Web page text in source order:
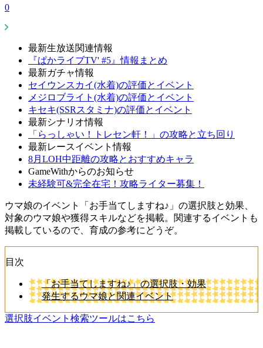
0
最新生放送関連情報
『ぱかライブTV' #5』情報まとめ
最新ガチャ情報
セイウンスカイ(水着)の評価とイベント
メジロブライト(水着)の評価とイベント
キセキ(SSRスタミナ)の評価とイベント
最新シナリオ情報
「らっしゃい！トレセン軒！」の攻略と立ち回り
最新レースイベント情報
8月LOH中距離の攻略とおすすめキャラ
GameWithからのお知らせ
未経験可&完全在宅！攻略ライター募集！
ウマ娘のイベント「お手当てしますね♪」の選択肢と効果、
対象のウマ娘や獲得スキルなどを掲載。関連するイベントも
掲載しているので、育成の参考にどうぞ。
目次
「お手当てしますね♪」の選択肢・効果
発生するウマ娘と関連イベント
選択肢イベント検索ツールはこちら